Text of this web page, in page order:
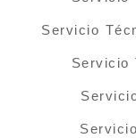
Servicio
Servicio